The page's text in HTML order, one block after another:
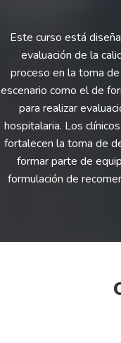
Este curso está
evaluación de la
proceso en la toma
escenario como el de
para realizar
hospitalaria. Los
fortalecen la toma de
formar parte de
formulación de